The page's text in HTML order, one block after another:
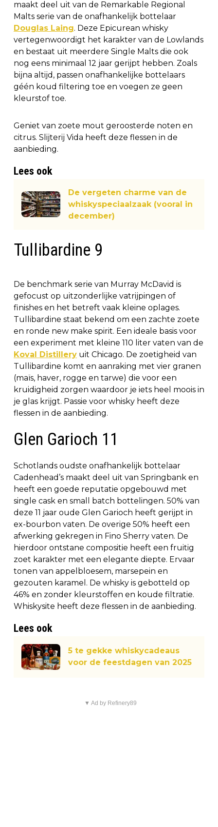
maakt deel uit van de Remarkable Regional
Malts serie van de onafhankelijk bottelaar
Douglas Laing. Deze Epicurean whisky
vertegenwoordigt het karakter van de Lowlands
en bestaat uit meerdere Single Malts die ook
nog eens minimaal 12 jaar gerijpt hebben. Zoals
bijna altijd, passen onafhankelijke bottelaars
géén koud filtering toe en voegen ze geen
kleurstof toe.
Geniet van zoete mout geroosterde noten en
citrus. Slijterij Vida heeft deze flessen in de
aanbieding.
Lees ook
De vergeten charme van de
whiskyspeciaalzaak (vooral in
december)
Tullibardine 9
De benchmark serie van Murray McDavid is
gefocust op uitzonderlijke vatrijpingen of
finishes en het betreft vaak kleine oplages.
Tullibardine staat bekend om een zachte zoete
en ronde new make spirit. Een ideale basis voor
een experiment met kleine 110 liter vaten van de
Koval Distillery uit Chicago. De zoetigheid van
Tullibardine komt en aanraking met vier granen
(maïs, haver, rogge en tarwe) die voor een
kruidigheid zorgen waardoor je iets heel moois in
je glas krijgt. Passie voor whisky heeft deze
flessen in de aanbieding.
Glen Garioch 11
Schotlands oudste onafhankelijk bottelaar
Cadenhead’s maakt deel uit van Springbank en
heeft een goede reputatie opgebouwd met
single cask en small batch bottelingen. 50% van
deze 11 jaar oude Glen Garioch heeft gerijpt in
ex-bourbon vaten. De overige 50% heeft een
afwerking gekregen in Fino Sherry vaten. De
hierdoor ontstane compositie heeft een fruitig
zoet karakter met een elegante diepte. Ervaar
tonen van appelbloesem, marsepein en
gezouten karamel. De whisky is gebotteld op
46% en zonder kleurstoffen en koude filtratie.
Whiskysite heeft deze flessen in de aanbieding.
Lees ook
5 te gekke whiskycadeaus
voor de feestdagen van 2025
▼ Ad by Refinery89